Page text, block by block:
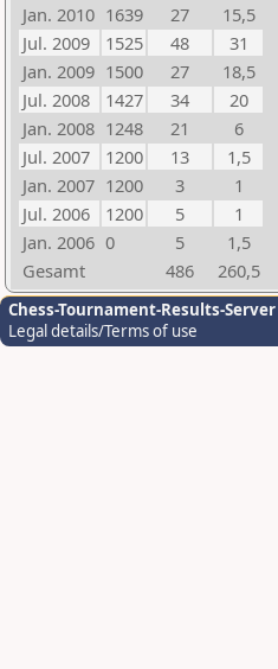
Jan. 2010 1639 27
15,5
Jul. 2009
1525 48
31
Jan. 2009 1500 27
18,5
Jul. 2008
1427 34
20
Jan. 2008 1248 21
6
Jul. 2007
1200 13
1,5
Jan. 2007 1200 3
1
Jul. 2006
1200 5
1
Jan. 2006 0 5
1,5
Gesamt
486 260,5
Chess-Tournament-Results-Server
Legal details/Terms of use